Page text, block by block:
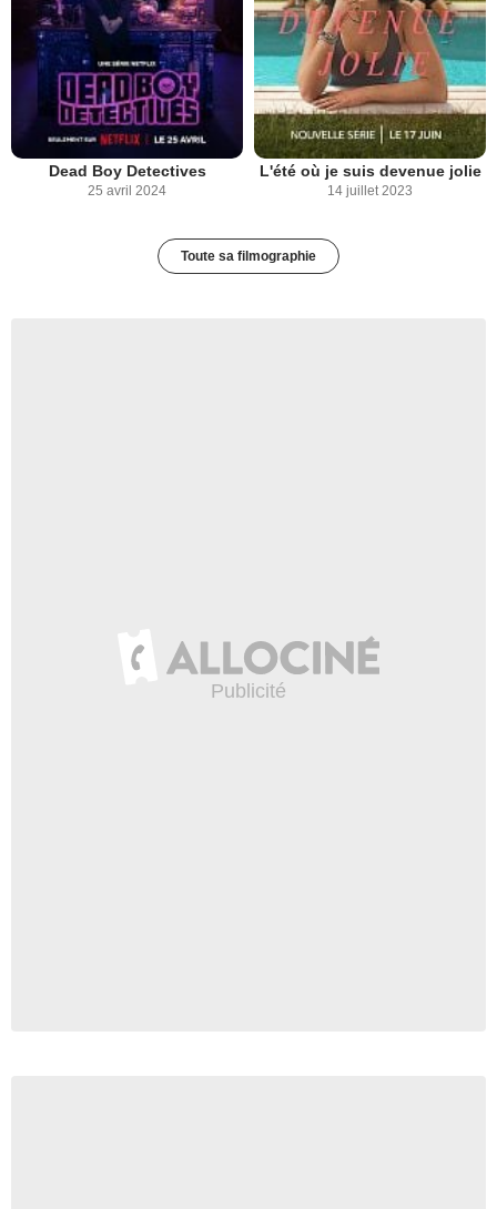
Dead Boy Detectives
25 avril 2024
L'été où je suis devenue jolie
14 juillet 2023
Toute sa filmographie